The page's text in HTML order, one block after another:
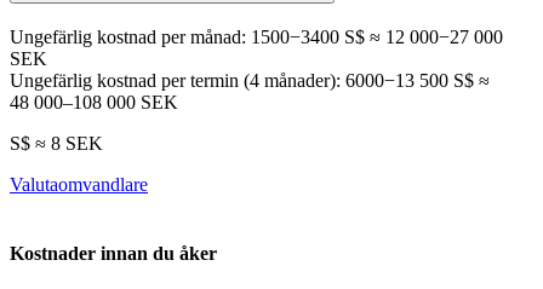
Ungefärlig kostnad per månad: 1500−3400 S$ ≈ 12 000−27 000
SEK
Ungefärlig kostnad per termin (4 månader): 6000−13 500 S$ ≈
48 000–108 000 SEK
S$ ≈ 8 SEK
Valutaomvandlare
Kostnader innan du åker